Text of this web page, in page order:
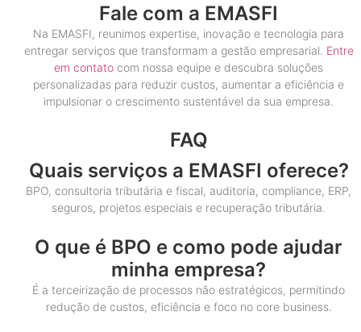
Fale com a EMASFI
Na EMASFI, reunimos expertise, inovação e tecnologia para
entregar serviços que transformam a gestão empresarial. Entre
em contato com nossa equipe e descubra soluções
personalizadas para reduzir custos, aumentar a eficiência e
impulsionar o crescimento sustentável da sua empresa.
FAQ
Quais serviços a EMASFI oferece?
BPO, consultoria tributária e fiscal, auditoria, compliance, ERP,
seguros, projetos especiais e recuperação tributária.
O que é BPO e como pode ajudar
minha empresa?
É a terceirização de processos não estratégicos, permitindo
redução de custos, eficiência e foco no core business.